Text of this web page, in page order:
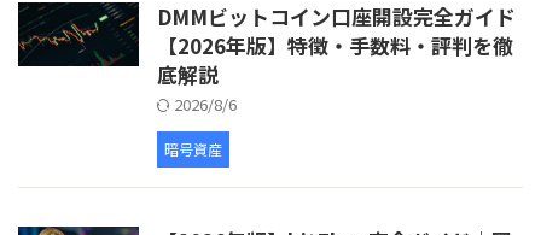
DMMビットコイン口座開設完全ガイド
【2026年版】特徴・手数料・評判を徹
底解説
2026/8/6
暗号資産